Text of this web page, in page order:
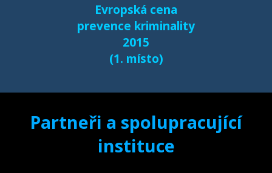
Evropská cena
prevence kriminality
2015
(1. místo)
Partneři a spolupracující
instituce